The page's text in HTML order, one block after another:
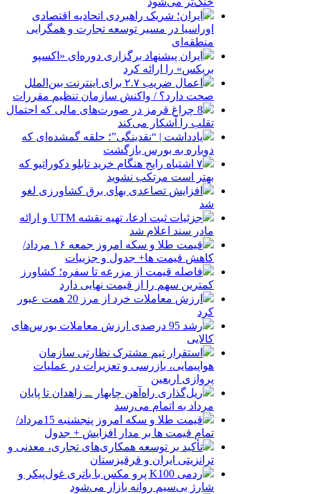
ایران؛ شریک راهبردی اتحادیه اقتصادی
اوراسیا در مسیر توسعه تجارت و همگرایی
منطقه‌ای
ایران پیشنهاد برگزاری دوره‌ای «اکسپو
بریکس» را ارائه کرد
اعمال ضریب ۲.۷ برای اینترنت بین‌الملل
صحت دارد؟ / واکنش سازمان تنظیم مقررات
8 چراغ قرمز در صورت‌های مالی که احتمال
تقلب را آشکار می‌کند
یادداشت | “نقدینگی”؛ حلقه گمشده‌ای که
دوباره به بورس بازگشت
۷ اشتباه رایج هنگام خرید تابلو دکوراتیو که
بهتر است مرتکب نشوید
افزایش تصاعدی بهای برق کشاورزی لغو
شد
جزئیات ثبت ادعا، تهیه نقشه UTM و ارائه
مادر سند اعلام شد
قیمت طلا و سکه امروز جمعه ۱۶ مرداد/
کاهش قیمت ها+ جدول و جزییات
فاصله قیمت از مزرعه تا سفره؛ کشاورز
کمترین سهم را از قیمت نهایی دارد
ارزش معاملات خرد از مرز 20 همت عبور
کرد
رشد 95 درصدی ارزش معاملات بورس‌های
کالایی
استقرار تیم مشترک نظارتی سازمان
هواپیمایی، بازرسی و تعزیرات در عملیات
پروازی اربعین
ریل‌گذاری راه‌آهن چابهار ــ زاهدان تا پایان
مرداد به اتمام می‌رسد
قیمت طلا و سکه امروز پنجشنبه 15مرداد/
تمام قیمت ها بر مدار افزایش + جدول
تأکید بر توسعه همکاری‌های تجاری، معدنی و
ترانزیتی ایران و قرقیزستان
ردمی K100 پرو مکس با باتری غول‌پیکر و
شارژ بی‌سیم روانه بازار می‌شود